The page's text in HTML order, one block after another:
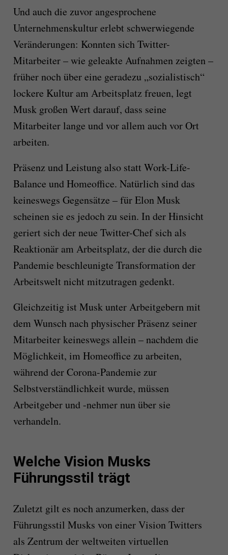
Und auch die zuvor angesprochene
Unternehmenskultur erlebt schwerwiegende
Veränderungen: Konnten sich Twitter-
Mitarbeiter – wie geleakte Aufnahmen zeigten –
früher noch über eine geradezu „sozialistisch“
lockere Kultur am Arbeitsplatz freuen, legt
Musk großen Wert darauf, dass seine
Mitarbeiter lange und vor allem auch vor Ort
arbeiten.
Präsenz und Leistung also statt Work-Life-
Balance und Homeoffice. Natürlich sind das
keineswegs Gegensätze – für Elon Musk
scheinen sie es jedoch zu sein. In der Hinsicht
geriert sich der neue Twitter-Chef sich als
Reaktionär am Arbeitsplatz, der die durch die
Pandemie beschleunigte Transformation der
Arbeitswelt nicht mitzutragen gedenkt.
Gleichzeitig ist Musk unter Arbeitgebern mit
dem Wunsch nach physischer Präsenz seiner
Mitarbeiter keineswegs allein – nachdem die
Möglichkeit, im Homeoffice zu arbeiten,
während der Corona-Pandemie zur
Selbstverständlichkeit wurde, müssen
Arbeitgeber und -nehmer nun über sie
verhandeln.
Welche Vision Musks
Führungsstil trägt
Zuletzt gilt es noch anzumerken, dass der
Führungsstil Musks von einer Vision Twitters
als Zentrum der weltweiten virtuellen